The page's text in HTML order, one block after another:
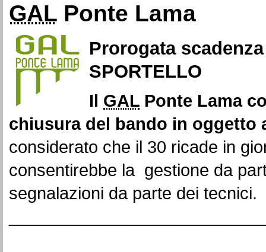
GAL Ponte Lama
Prorogata
SPORTELLO
Il GAL Ponte Lama
chiusura del bando in oggetto
considerato che il 30 ricade in
consentirebbe la gestione da
segnalazioni da parte dei tecnici.